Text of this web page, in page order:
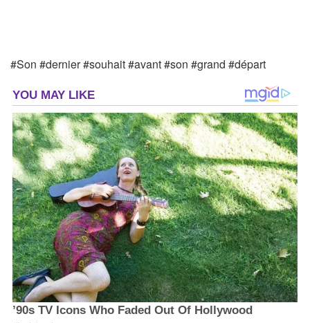
#Son #dernier #souhait #avant #son #grand #départ